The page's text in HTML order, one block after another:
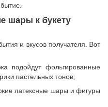
шары к букету
и вкусов получателя. Вот
подойдут фольгированные
пастельных тонов;
латексные шары и фигуры